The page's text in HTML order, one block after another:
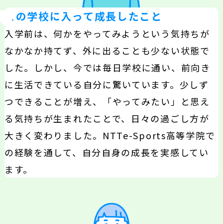
この学校に入って成長したこと
入学前は、何かをやってみようという気持ちが
なかなか持てず、外に出ることも少ない状態で
した。しかし、今では毎日学校に通い、前向き
に生活できている自分に驚いています。少しず
つできることが増え、「やってみたい」と思え
る気持ちが生まれたことで、日々の過ごし方が
大きく変わりました。NTTe-Sports高等学院で
の経験を通して、自分自身の成長を実感してい
ます。